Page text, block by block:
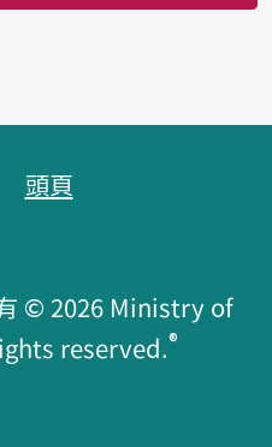
頭頁
© 2026 Ministry of
reserved.®